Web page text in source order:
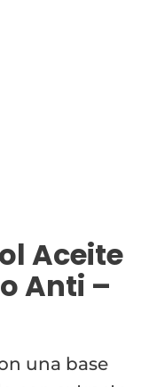
Aceite
Anti –
una base